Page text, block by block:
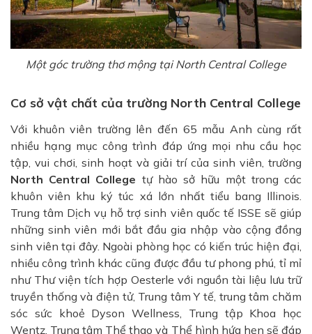
Một góc trường thơ mộng tại North Central College
Cơ sở vật chất của trường North Central College
Với khuôn viên trường lên đến 65 mẫu Anh cùng rất
nhiều hạng mục công trình đáp ứng mọi nhu cầu học
tập, vui chơi, sinh hoạt và giải trí của sinh viên, trường
North Central College tự hào sở hữu một trong các
khuôn viên khu ký túc xá lớn nhất tiểu bang Illinois.
Trung tâm Dịch vụ hỗ trợ sinh viên quốc tế ISSE sẽ giúp
những sinh viên mới bắt đầu gia nhập vào cộng đồng
sinh viên tại đây. Ngoài phòng học có kiến trúc hiện đại,
nhiều công trình khác cũng được đầu tư phong phú, tỉ mỉ
như Thư viện tích hợp Oesterle với nguồn tài liệu lưu trữ
truyền thống và điện tử, Trung tâm Y tế, trung tâm chăm
sóc sức khoẻ Dyson Wellness, Trung tập Khoa học
Wentz, Trung tâm Thể thao và Thể hình hứa hẹn sẽ đáp